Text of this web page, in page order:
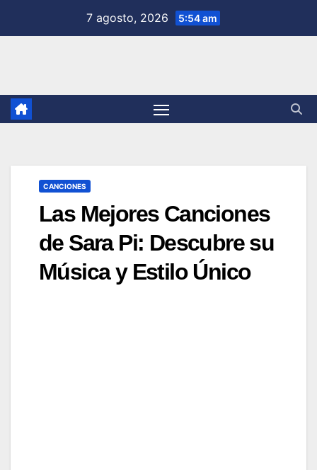
7 agosto, 2026 5:54 am
CANCIONES
Las Mejores Canciones
de Sara Pi: Descubre su
Música y Estilo Único